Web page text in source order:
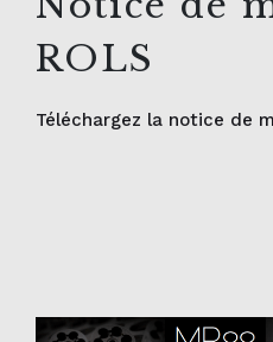
ROLS
Téléchargez la notice de